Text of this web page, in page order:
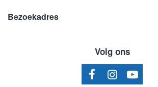
Bezoekadres
Volg ons